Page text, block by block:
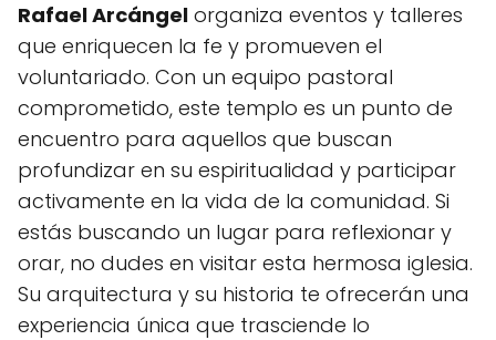
Rafael Arcángel organiza eventos y talleres
que enriquecen la fe y promueven el
voluntariado. Con un equipo pastoral
comprometido, este templo es un punto de
encuentro para aquellos que buscan
profundizar en su espiritualidad y participar
activamente en la vida de la comunidad. Si
estás buscando un lugar para reflexionar y
orar, no dudes en visitar esta hermosa iglesia.
Su arquitectura y su historia te ofrecerán una
experiencia única que trasciende lo